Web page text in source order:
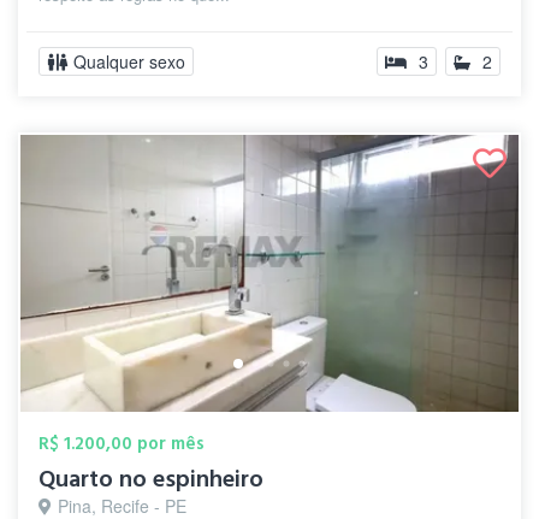
Qualquer sexo 3 2
R$ 1.200,00 por mês
Quarto no espinheiro
Pina, Recife - PE